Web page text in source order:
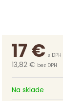
17€ s DPH
13,82 € bez DPH
Na sklade